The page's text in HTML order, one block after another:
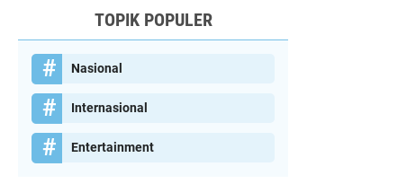
TOPIK POPULER
Nasional
Internasional
Entertainment